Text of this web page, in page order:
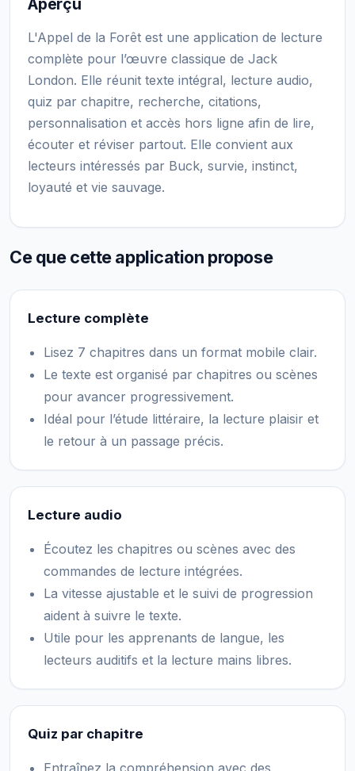
Aperçu
L'Appel de la Forêt est une application de lecture
complète pour l’œuvre classique de Jack
London. Elle réunit texte intégral, lecture audio,
quiz par chapitre, recherche, citations,
personnalisation et accès hors ligne afin de lire,
écouter et réviser partout. Elle convient aux
lecteurs intéressés par Buck, survie, instinct,
loyauté et vie sauvage.
Ce que cette application propose
Lecture complète
Lisez 7 chapitres dans un format mobile clair.
Le texte est organisé par chapitres ou scènes
pour avancer progressivement.
Idéal pour l’étude littéraire, la lecture plaisir et
le retour à un passage précis.
Lecture audio
Écoutez les chapitres ou scènes avec des
commandes de lecture intégrées.
La vitesse ajustable et le suivi de progression
aident à suivre le texte.
Utile pour les apprenants de langue, les
lecteurs auditifs et la lecture mains libres.
Quiz par chapitre
Entraînez la compréhension avec des